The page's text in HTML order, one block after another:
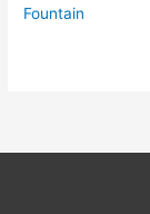
Fountain